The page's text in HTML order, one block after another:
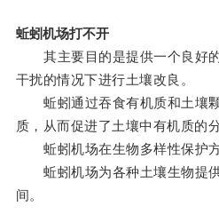
蚯蚓机场打不开
其主要目的是提供一个良好的
干扰的情况下进行土壤改良。
蚯蚓通过吞食有机质和土壤
质，从而促进了土壤中有机质的
蚯蚓机场在生物多样性保护方
蚯蚓机场为各种土壤生物提供
间。